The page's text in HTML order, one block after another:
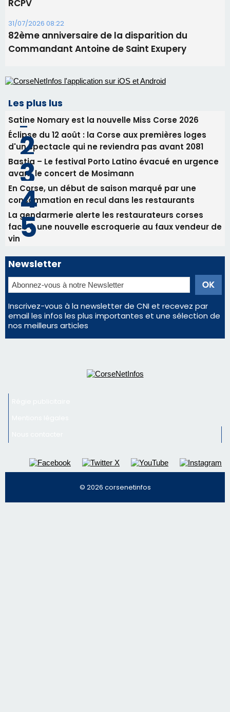
Les plus lus
Satine Nomary est la nouvelle Miss Corse 2026
Éclipse du 12 août : la Corse aux premières loges
d'un spectacle qui ne reviendra pas avant 2081
avant le concert de Mosimann
consommation en recul dans les restaurants
La gendarmerie alerte les restaurateurs corses
face à une nouvelle escroquerie au faux vendeur de
vin
Newsletter
Inscrivez-vous à la newsletter de CNI et recevez par
email les infos les plus importantes et une sélection de
nos meilleurs articles
Régie publicitaire
Mentions légales
Nous contacter